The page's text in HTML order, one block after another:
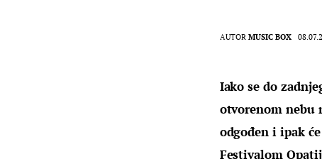
AUTOR MUSIC BOX
Iako se do
otvorenom nebu
odgođen i ipak
Festivalom